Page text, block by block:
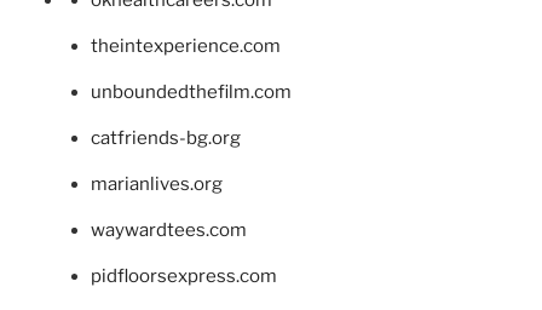
theintexperience.com
unboundedthefilm.com
catfriends-bg.org
marianlives.org
waywardtees.com
pidfloorsexpress.com